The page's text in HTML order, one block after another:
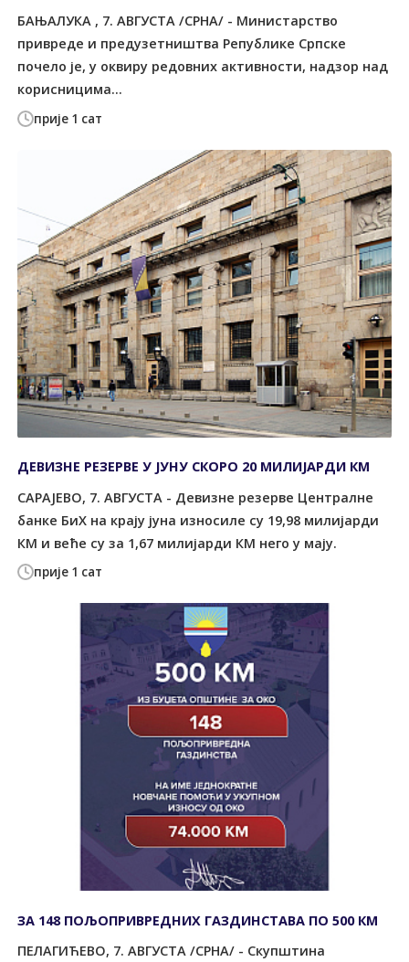
прије 1 сат
БАЊАЛУКА , 7. АВГУСТА /СРНА/ - Министарство
привреде и предузетништва Републике Српске
почело је, у оквиру редовних активности, надзор над
корисницима...
прије 1 сат
ДЕВИЗНЕ РЕЗЕРВЕ У ЈУНУ СКОРО 20 МИЛИЈАРДИ КМ
САРАЈЕВО, 7. АВГУСТА - Девизне резерве Централне
банке БиХ на крају јуна износиле су 19,98 милијарди
КМ и веће су за 1,67 милијарди КМ него у мају.
ЗА 148 ПОЉОПРИВРЕДНИХ ГАЗДИНСТАВА ПО 500 КМ
ПЕЛАГИЋЕВО, 7. АВГУСТА /СРНА/ - Скупштина